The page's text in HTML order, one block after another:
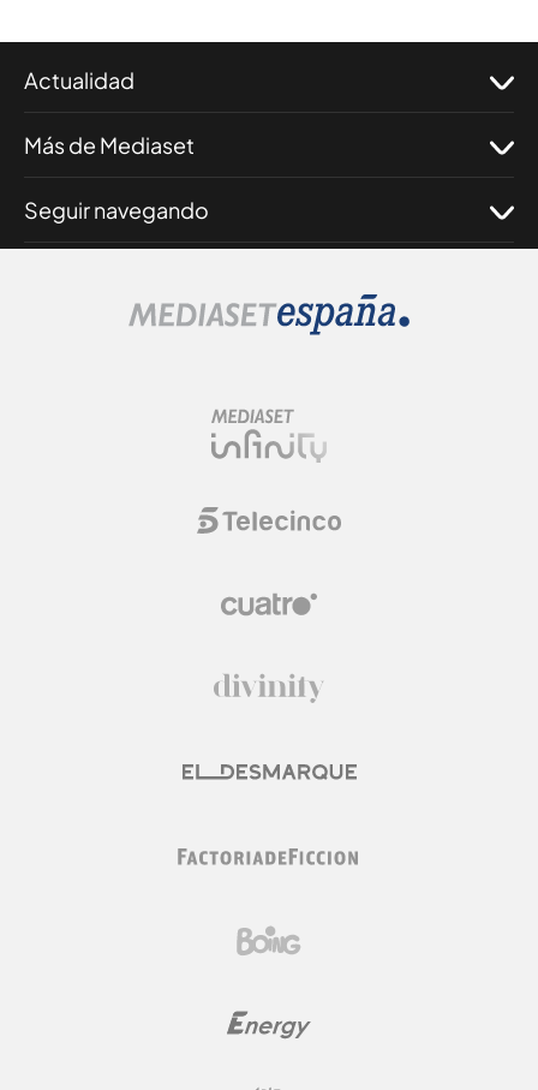
Actualidad
Más de Mediaset
Seguir navegando